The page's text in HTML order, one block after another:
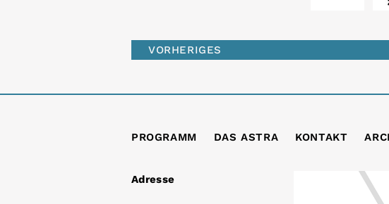
VORHERIGES
PROGRAMM DAS ASTRA KONTAKT
Adresse